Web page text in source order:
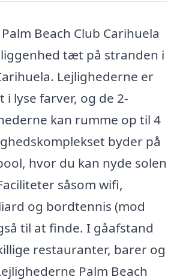
Beach Club Carihuela
tæt på stranden i
Lejlighederne er
lyse farver, og de 2-
kan rumme op til 4
byder på
hvor du kan nyde solen
såsom wifi,
og bordtennis (mod
til at finde. I gåafstand
restauranter, barer og
Palm Beach